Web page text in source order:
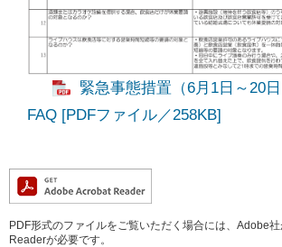
緊急事態措置（6月1日～20
FAQ [PDFファイル／258KB]
PDF形式のファイルをご覧いただく場合には、Adobe
Readerが必要です。